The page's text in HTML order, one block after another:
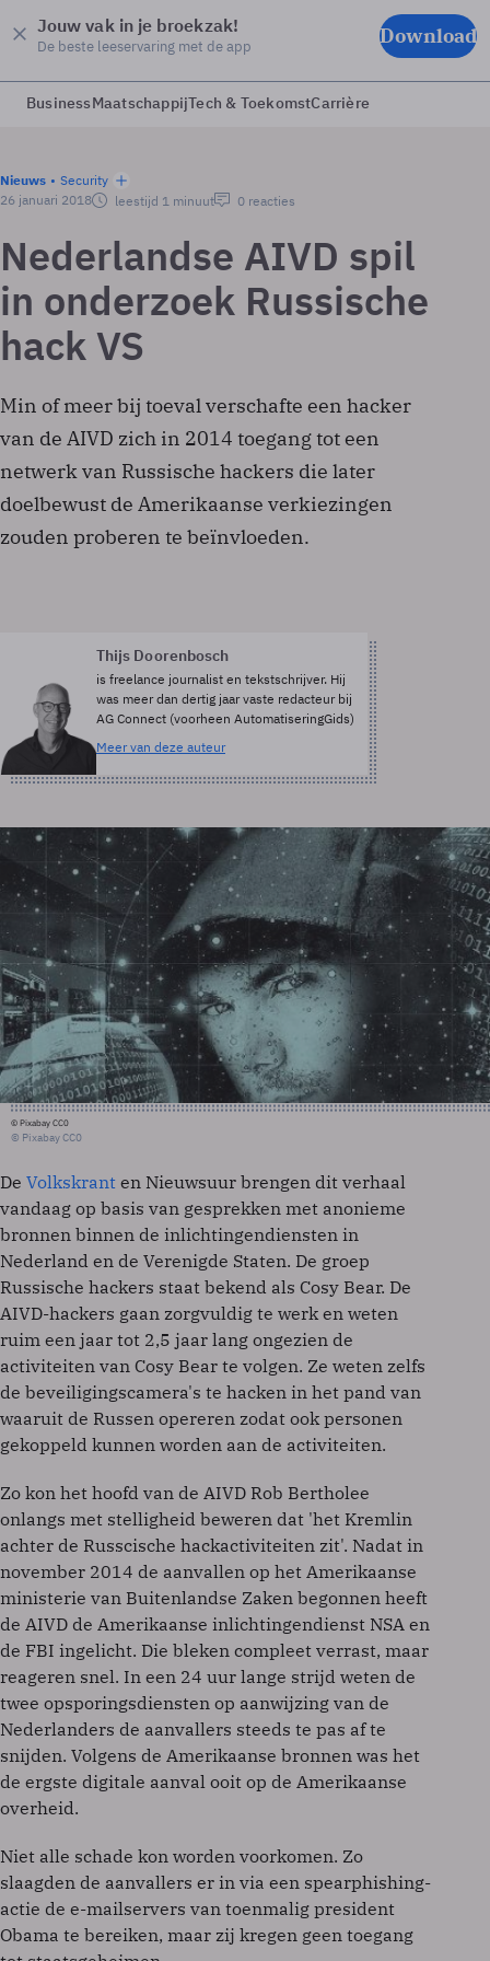
Jouw vak in je broekzak!
De beste leeservaring met de app Download
BusinessMaatschappijTech & ToekomstCarrière
Nieuws
Security
26 januari 2018
leestijd 1 minuut 0 reacties
Nederlandse AIVD spil
in onderzoek Russische
hack VS
Min of meer bij toeval verschafte een hacker
van de AIVD zich in 2014 toegang tot een
netwerk van Russische hackers die later
doelbewust de Amerikaanse verkiezingen
zouden proberen te beïnvloeden.
Thijs Doorenbosch
is freelance journalist en tekstschrijver. Hij
was meer dan dertig jaar vaste redacteur bij
AG Connect (voorheen AutomatiseringGids)
Meer van deze auteur
© Pixabay CC0
© Pixabay CC0
De Volkskrant en Nieuwsuur brengen dit verhaal
vandaag op basis van gesprekken met anonieme
bronnen binnen de inlichtingendiensten in
Nederland en de Verenigde Staten. De groep
Russische hackers staat bekend als Cosy Bear. De
AIVD-hackers gaan zorgvuldig te werk en weten
ruim een jaar tot 2,5 jaar lang ongezien de
activiteiten van Cosy Bear te volgen. Ze weten zelfs
de beveiligingscamera's te hacken in het pand van
waaruit de Russen opereren zodat ook personen
gekoppeld kunnen worden aan de activiteiten.
Zo kon het hoofd van de AIVD Rob Bertholee
onlangs met stelligheid beweren dat 'het Kremlin
achter de Russcische hackactiviteiten zit'. Nadat in
november 2014 de aanvallen op het Amerikaanse
ministerie van Buitenlandse Zaken begonnen heeft
de AIVD de Amerikaanse inlichtingendienst NSA en
de FBI ingelicht. Die bleken compleet verrast, maar
reageren snel. In een 24 uur lange strijd weten de
twee opsporingsdiensten op aanwijzing van de
Nederlanders de aanvallers steeds te pas af te
snijden. Volgens de Amerikaanse bronnen was het
de ergste digitale aanval ooit op de Amerikaanse
overheid.
Niet alle schade kon worden voorkomen. Zo
slaagden de aanvallers er in via een spearphishing-
actie de e-mailservers van toenmalig president
Obama te bereiken, maar zij kregen geen toegang